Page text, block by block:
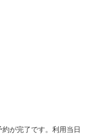
が完了です。利用当日